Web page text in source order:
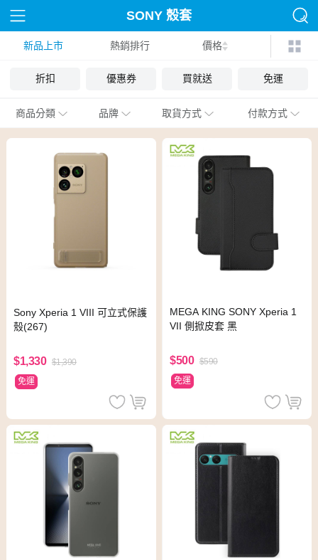
SONY 殼套
新品上市 熱銷排行 價格
折扣 優惠券 買就送 免運
商品分類 品牌 取貨方式 付款方式
Sony Xperia 1 VIII 可立式保護
殼(267)
$1,330 $1,390
免運
MEGA KING SONY Xperia 1
VII 側掀皮套 黑
$500 $590
免運